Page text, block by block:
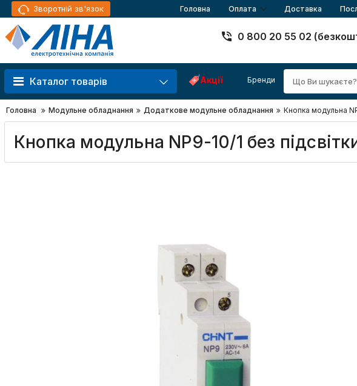
Зворотній зв'язок Головна Оплата Доставка
0 800 20 55 02
Каталог товарів Акції Бренди
Головна Модульне обладнання Додаткове модульне обладнання Кнопка модульна
Кнопка модульна NP9-10/1 без